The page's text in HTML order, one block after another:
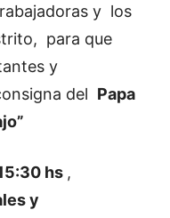
y los
para que
y
del Papa
hs ,
y